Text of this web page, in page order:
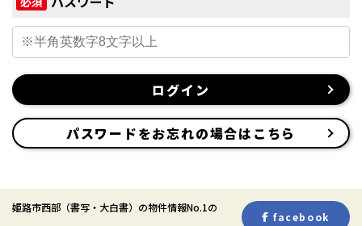
ログイン
パスワードをお忘れの場合はこちら
姫路市西部 （書写・大白書） の物件情報No.1の
facebook